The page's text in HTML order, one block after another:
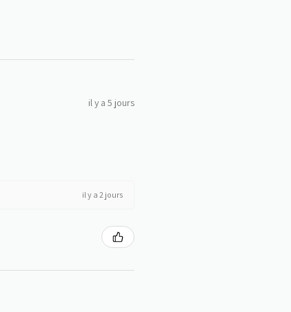
il y a 5 jours
il y a 2 jours